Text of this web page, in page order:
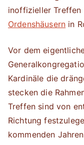
inoffizieller Treffen
Ordenshäusern in
Vor dem
Kardinäle die
stecken die
Treffen sind von
Richtung
kommenden